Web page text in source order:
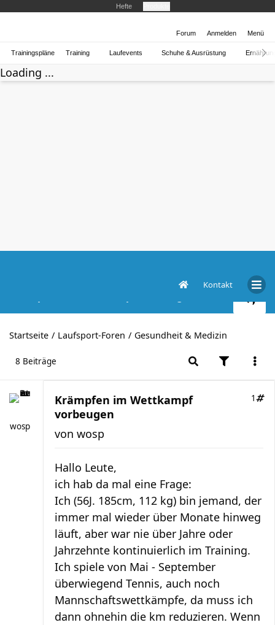
Hefte
Forum Anmelden Menü
Trainingspläne Training Laufevents Schuhe & Ausrüstung
Loading ...
Kontakt
Startseite Laufsport-Foren Gesundheit & Medizin
8 Beiträge
wosp
Krämpfen im Wettkampf
vorbeugen
1
von wosp
Hallo Leute,
ich hab da mal eine Frage:
Ich (56J. 185cm, 112 kg) bin jemand, der
immer mal wieder über Monate hinweg
läuft, aber war nie über Jahre oder
Jahrzehnte kontinuierlich im Training.
Ich spiele von Mai - September
überwiegend Tennis, auch noch
Mannschaftswettkämpfe, da muss ich
dann ohnehin die km reduzieren. Wenn